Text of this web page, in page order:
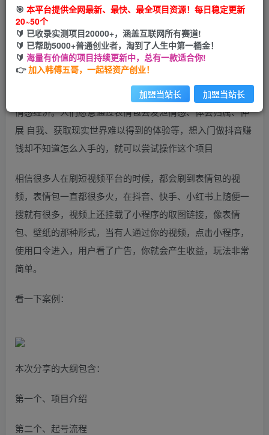
您暂无购买权限，请先开通会员
开通会员
今天给大家讲解表情包变现项目，表情包经济其实就是一种
情感经济。人们愿意通过表情包去发泄情感、体会归属、伸
展 自我、获取现实世界难以得到的体验等，想入门做抖音赚
钱却不知道怎么入手的，就可以尝试操作这个项目
相信很多人在刷短视频平台的时候，都会刷到表情包的视
频，表情包一直都很多火，在抖音、快手、小红书上随便一
搜就有很多，视频上还挂载了小程序的取图链接，像表情
包、壁纸的那种形式，当有人通过你的视频，点击小程序，
使用口令进入，用户看了广告，你就会产生收益，玩法非常
简单。
看一下案例：
本次分享的大纲包含：
第一个、项目介绍
第二个、起号流程
🎯 本平台提供全网最新、最快、最全项目资源！每日稳定更新
20~50个
🔰 已收录实测项目20000+，涵盖互联网所有赛道!
🔰 已帮助5000+普通创业者，淘到了人生中第一桶金！
🔰 海量有价值的项目持续更新中，总有一款适合你!
👉加入韩傅五哥，一起轻资产创业！
加盟当站长 加盟当站长